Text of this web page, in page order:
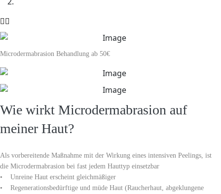
Microdermabrasion Behandlung ab 50€
Wie wirkt Microdermabrasion auf
meiner Haut?
Als vorbereitende Maßnahme mit der Wirkung eines intensiven Peelings, ist
die Microdermabrasion bei fast jedem Hauttyp einsetzbar
• Unreine Haut erscheint gleichmäßiger
• Regenerationsbedürftige und müde Haut (Raucherhaut, abgeklungene